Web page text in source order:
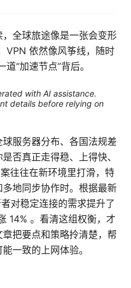
全球旅途像是一张会变形
VPN 依然像风筝线，随时
“加速节点”背后。
with AI assistance.
details before relying on
服务器分布、各国法规差
否真正走得稳、上得快、
往往在新环境里打滑，特
地同步协作时。根据最新
对稳定连接的需求提升了
14% 。看清这组权衡，才
把要点和策略拎清楚，帮
一致的上网体验。